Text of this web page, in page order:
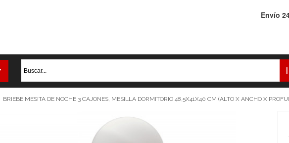
Envío
BRIEBE MESITA DE NOCHE 3 CAJONES, MESILLA DORMITORIO 48,5X41X40 CM (ALTO X ANCHO X